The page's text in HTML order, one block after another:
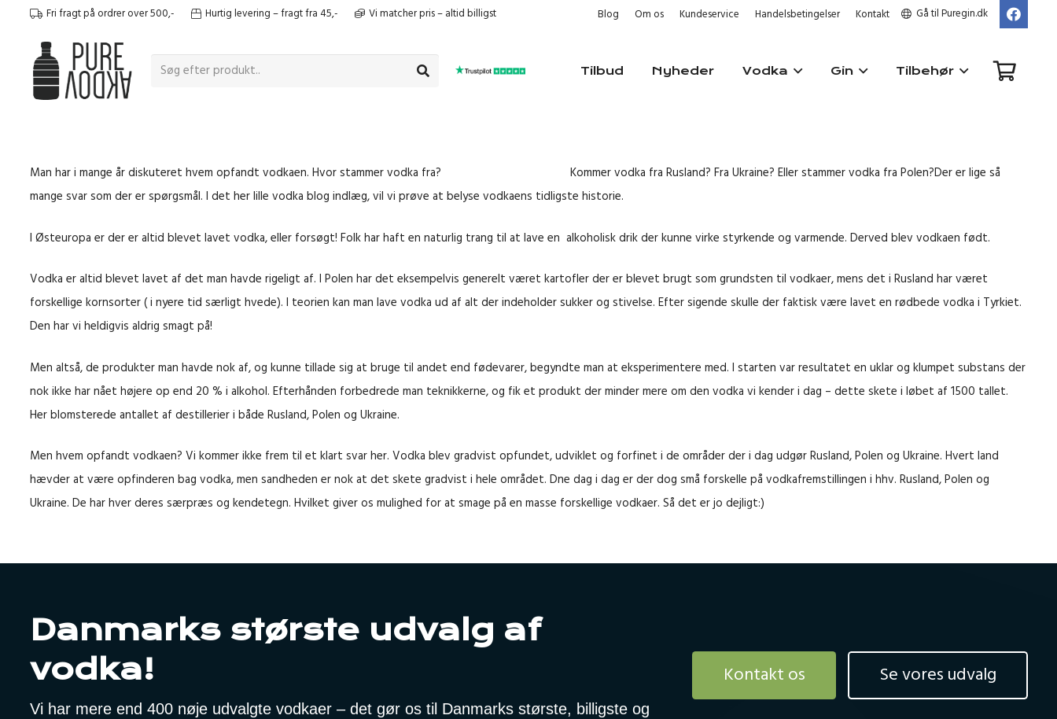
Fri fragt på ordrer over 500,- Hurtig levering – fragt fra 45,- Vi matcher pris – altid billigst Blog Om os Kundeservice Handelsbetingelser Kontakt Gå til Puregin.dk
Tilbud Nyheder Vodka Gin Tilbehør
Man har i mange år diskuteret hvem opfandt vodkaen. Hvor stammer vodka fra? Kommer vodka fra Rusland? Fra Ukraine? Eller stammer vodka fra Polen?Der er lige så
mange svar som der er spørgsmål. I det her lille vodka blog indlæg, vil vi prøve at belyse vodkaens tidligste historie.
I Østeuropa er der er altid blevet lavet vodka, eller forsøgt! Folk har haft en naturlig trang til at lave en alkoholisk drik der kunne virke styrkende og varmende. Derved blev vodkaen født.
Vodka er altid blevet lavet af det man havde rigeligt af. I Polen har det eksempelvis generelt været kartofler der er blevet brugt som grundsten til vodkaer, mens det i Rusland har været
forskellige kornsorter ( i nyere tid særligt hvede). I teorien kan man lave vodka ud af alt der indeholder sukker og stivelse. Efter sigende skulle der faktisk være lavet en rødbede vodka i Tyrkiet.
Den har vi heldigvis aldrig smagt på!
Men altså, de produkter man havde nok af, og kunne tillade sig at bruge til andet end fødevarer, begyndte man at eksperimentere med. I starten var resultatet en uklar og klumpet substans der
nok ikke har nået højere op end 20 % i alkohol. Efterhånden forbedrede man teknikkerne, og fik et produkt der minder mere om den vodka vi kender i dag – dette skete i løbet af 1500 tallet.
Her blomsterede antallet af destillerier i både Rusland, Polen og Ukraine.
Men hvem opfandt vodkaen? Vi kommer ikke frem til et klart svar her. Vodka blev gradvist opfundet, udviklet og forfinet i de områder der i dag udgør Rusland, Polen og Ukraine. Hvert land
hævder at være opfinderen bag vodka, men sandheden er nok at det skete gradvist i hele området. Dne dag i dag er der dog små forskelle på vodkafremstillingen i hhv. Rusland, Polen og
Ukraine. De har hver deres særpræs og kendetegn. Hvilket giver os mulighed for at smage på en masse forskellige vodkaer. Så det er jo dejligt:)
Danmarks største udvalg af
vodka!
Vi har mere end 400 nøje udvalgte vodkaer – det gør os til Danmarks største, billigste og
Kontakt os Se vores udvalg